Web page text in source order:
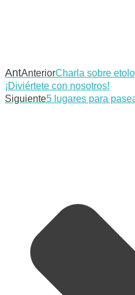
AntAnteriorCharla sobre
¡Diviértete con nosotros!
Siguiente5 lugares para